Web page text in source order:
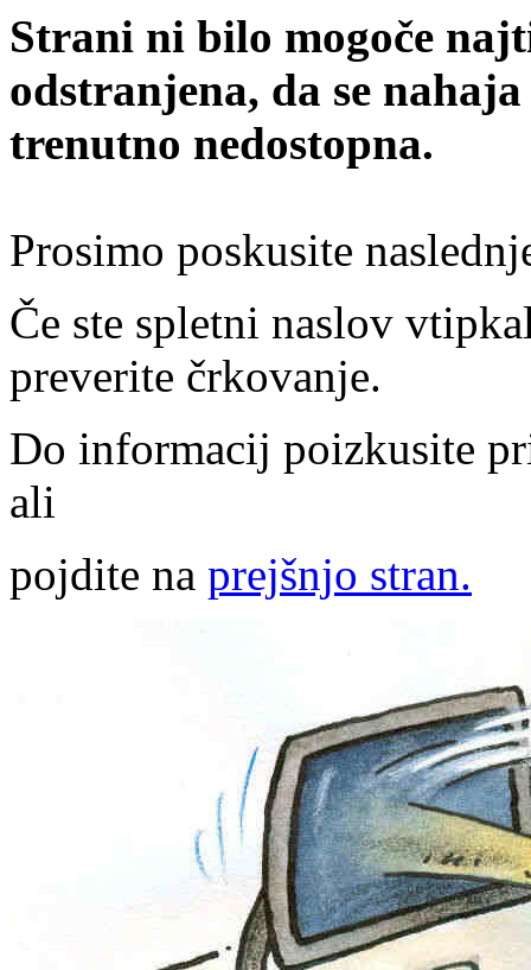
Strani ni bilo mogoče
odstranjena, da se
trenutno nedostopna.
Prosimo poskusite
Če ste spletni naslov
preverite črkovanje.
Do informacij poizkusite
ali
pojdite na prejšnjo stran.